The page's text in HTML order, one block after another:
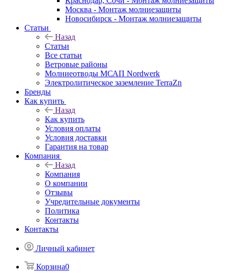
Москва - Монтаж молниезащиты
Новосибирск - Монтаж молниезащиты
Статьи
Назад
Статьи
Все статьи
Ветровые районы
Молниеотводы МСАП Nordwerk
Электролитическое заземление TerraZn
Бренды
Как купить
Назад
Как купить
Условия оплаты
Условия доставки
Гарантия на товар
Компания
Назад
Компания
О компании
Отзывы
Учредительные документы
Политика
Контакты
Контакты
Личный кабинет
Корзина0